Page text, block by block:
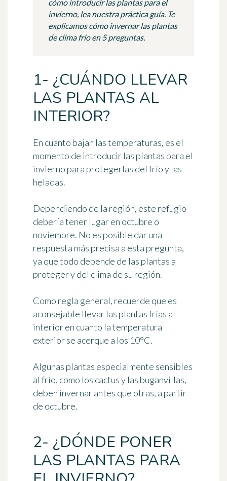
cómo introducir las plantas para el
invierno, lea nuestra práctica guía. Te
explicamos cómo invernar las plantas
de clima frío en 5 preguntas.
1- ¿CUÁNDO LLEVAR
LAS PLANTAS AL
INTERIOR?
En cuanto bajan las temperaturas, es el
momento de introducir las plantas para el
invierno para protegerlas del frío y las
heladas.
Dependiendo de la región, este refugio
debería tener lugaren octubre o
noviembre. No es posible dar una
respuesta más precisa a esta pregunta,
ya que todo depende de las plantas a
proteger y del clima de su región.
Como regla general, recuerde que es
aconsejable llevar las plantas frías al
interioren cuanto la temperatura
exterior se acerque a los 10°C.
Algunas plantas especialmente sensibles
al frío, como los cactus y las buganvillas,
deben invernar antes que otras, a partir
de octubre.
2- ¿DÓNDE PONER
LAS PLANTAS PARA